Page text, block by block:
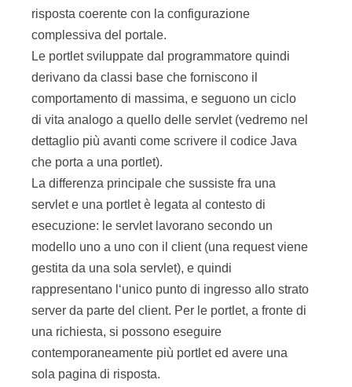
risposta coerente con la configurazione
complessiva del portale.
Le portlet sviluppate dal programmatore quindi
derivano da classi base che forniscono il
comportamento di massima, e seguono un ciclo
di vita analogo a quello delle servlet (vedremo nel
dettaglio più avanti come scrivere il codice Java
che porta a una portlet).
La differenza principale che sussiste fra una
servlet e una portlet è legata al contesto di
esecuzione: le servlet lavorano secondo un
modello uno a uno con il client (una request viene
gestita da una sola servlet), e quindi
rappresentano l‘unico punto di ingresso allo strato
server da parte del client. Per le portlet, a fronte di
una richiesta, si possono eseguire
contemporaneamente più portlet ed avere una
sola pagina di risposta.